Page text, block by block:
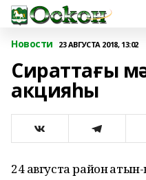
Новости 23 АВГУСТА 2018, 13:02
Сираттағы
акцияһы
24 августа район